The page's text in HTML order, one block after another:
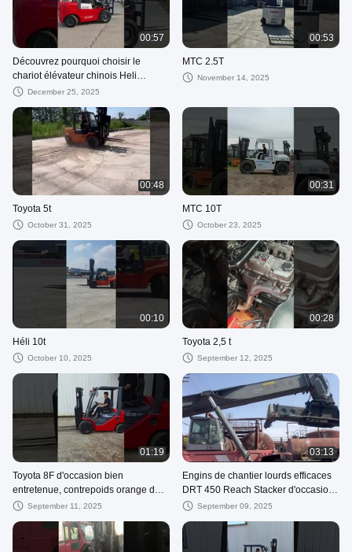
00:57
Découvrez pourquoi choisir le
chariot élévateur chinois Heli
Chariot élévateur Heli K50 Chariot
mètres
December 25, 2025
00:53
MTC 2.5T
November 14, 2025
00:48
Toyota 5t
October 31, 2025
00:31
MTC 10T
October 23, 2025
00:10
Héli 10t
October 10, 2025
00:28
Toyota 2,5 t
September 12, 2025
01:19
Toyota 8F d'occasion bien
entretenue, contrepoids orange de
2,5 tonnes, chariot élévateur à
September 11, 2025
03:13
Engins de chantier lourds efficaces
DRT 450 Reach Stacker d'occasion
pour KALMAR
September 09, 2025